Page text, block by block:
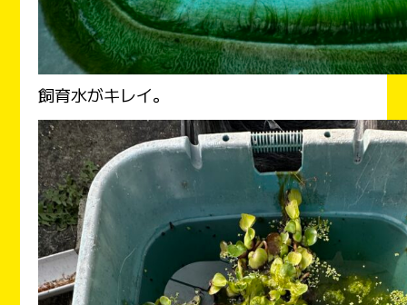
飼育水がキレイ。